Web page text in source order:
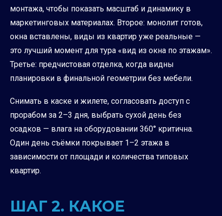
монтажа, чтобы показать масштаб и динамику в
маркетинговых материалах. Второе: монолит готов,
окна вставлены, виды из квартир уже реальные —
это лучший момент для тура «вид из окна по этажам».
Третье: предчистовая отделка, когда видны
планировки в финальной геометрии без мебели.
Снимать в каске и жилете, согласовать доступ с
прорабом за 2–3 дня, выбрать сухой день без
осадков — влага на оборудовании 360° критична.
Один день съёмки покрывает 1–2 этажа в
зависимости от площади и количества типовых
квартир.
ШАГ 2. КАКОЕ